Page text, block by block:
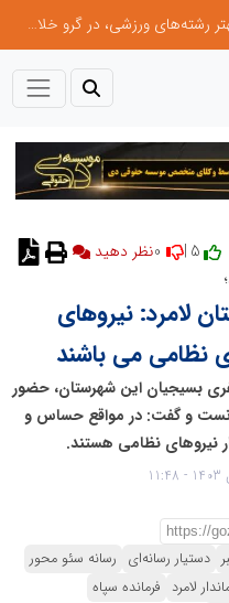
توسعه ورزش‌های رزمی و ترویج هرچه بهتر رشته‌های ورزشی، در گرو خلاقیت و نوآوری است
5 |
نظر دهید
لامرد: نیروهای
نظامی می باشند
شهرستان لامرد در اجتماع ۱۰۰۰ نفری بسیجیان این شهرستان، حضور
و گفت: در مواقع حساس و
نیروهای نظامی هستند.
دستیار رسانه‌ای رسانه سئو محور
لامرد فرمانده سپاه